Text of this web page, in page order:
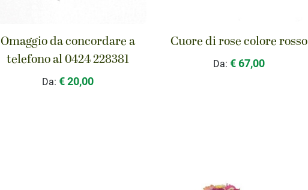
Omaggio da concordare a
telefono al 0424 228381
Da:€ 20,00
Cuore di rose colore rosso
Da:€ 67,00